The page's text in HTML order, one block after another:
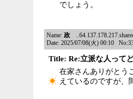
でしょう。
Name: 政
Date: 2025/07/08(火) 00:10
Title: Re:立派な人って
在家さんありがとう
えているのですが、